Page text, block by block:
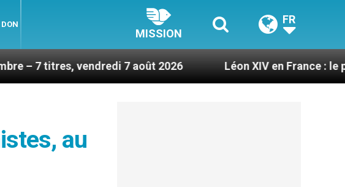
MISSION
FR
vendredi 7 août 2026 Léon XIV en France : le programme
au